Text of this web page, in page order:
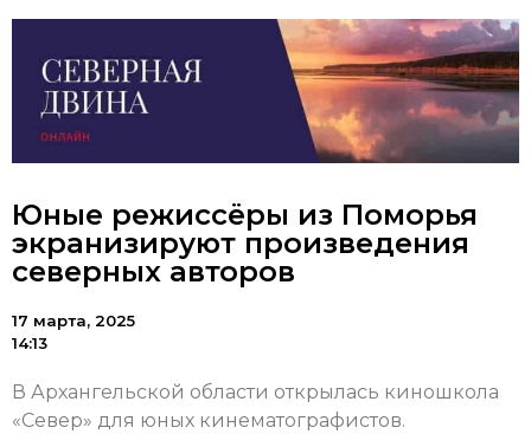
Юные режиссёры из Поморья
экранизируют произведения
северных авторов
17 марта, 2025
14:13
В Архангельской области открылась киношкола
«Север» для юных кинематографистов.